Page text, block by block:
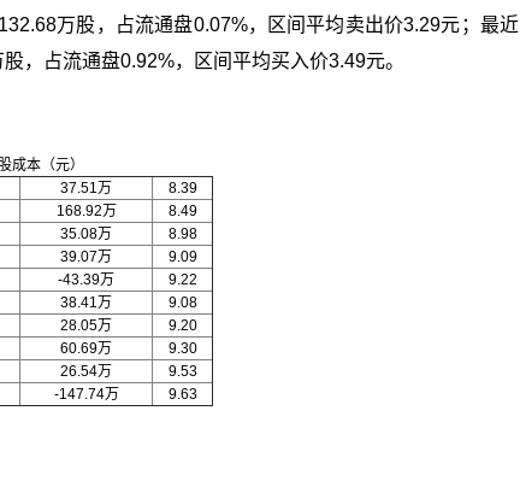
万股，占流通盘0.07%，区间平均卖出价3.29元；最近
，占流通盘0.92%，区间平均买入价3.49元。
成本（元）
37.51万
8.39
168.92万
8.49
35.08万
8.98
39.07万
9.09
-43.39万
9.22
38.41万
9.08
28.05万
9.20
60.69万
9.30
26.54万
9.53
-147.74万
9.63